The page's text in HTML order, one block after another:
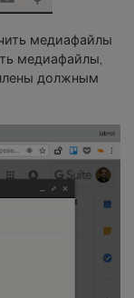
медиафайлы
медиафайлы,
должным